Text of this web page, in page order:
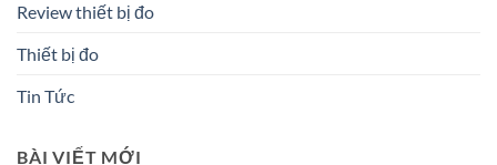
Review thiết bị đo
Thiết bị đo
Tin Tức
BÀI VIẾT MỚI